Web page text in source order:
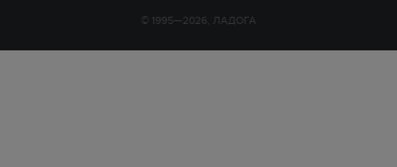
© 1995—2026, ЛАДОГА